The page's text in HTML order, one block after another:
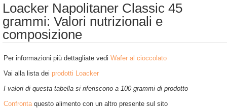
Loacker Napolitaner Classic 45
grammi: Valori nutrizionali e
composizione
Per informazioni più dettagliate vedi Wafer al cioccolato
Vai alla lista dei prodotti Loacker
I valori di questa tabella si riferiscono a 100 grammi di prodotto
Confrontaquesto alimento con un altro presente sul sito